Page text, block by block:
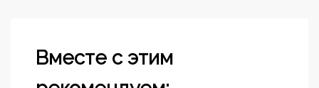
Вместе с этим